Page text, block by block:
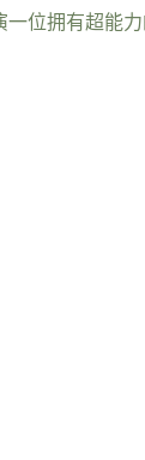
位拥有超能